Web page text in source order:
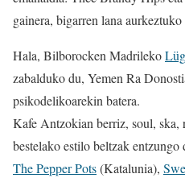
gainera, bigarren lana
Hala, Bilborocken Madrileko
zabalduko du, Yemen Ra
psikodelikoarekin batera.
Kafe Antzokian berriz, soul, ska,
bestelako estilo beltzak
The Pepper Pots(Katalunia),